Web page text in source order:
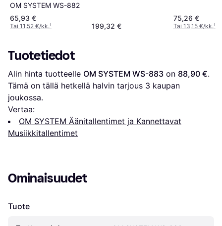
OM SYSTEM WS-882
65,93 €
Tai 11,52 €/kk.¹ 199,32 €
75,26 €
Tai 13,15 €/kk.¹
Tuotetiedot
Alin hinta tuotteelle OM SYSTEM WS-883 on 88,90 €.
Tämä on tällä hetkellä halvin tarjous 3 kaupan
joukossa.
Vertaa:
OM SYSTEM Äänitallentimet ja Kannettavat
Musiikkitallentimet
Ominaisuudet
Tuote